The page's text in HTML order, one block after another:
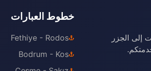
إلى الجزر
خطوط العبارات
Fethiye - Rodos
Bodrum - Kos